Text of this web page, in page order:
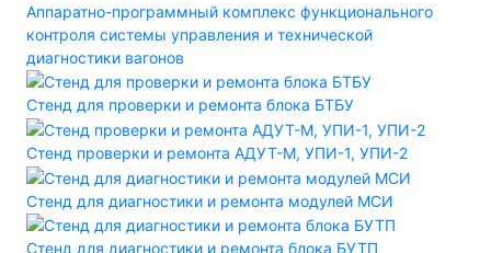
Аппаратно-программный комплекс функционального
контроля системы управления и технической
диагностики вагонов
Стенд для проверки и ремонта блока БТБУ
Стенд проверки и ремонта АДУТ-М, УПИ-1, УПИ-2
Стенд для диагностики и ремонта модулей МСИ
Стенд для диагностики и ремонта блока БУТП